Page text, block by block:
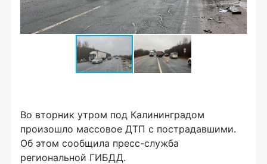
Во вторник утром под Калининградом
произошло массовое ДТП с пострадавшими.
Об этом сообщила пресс-служба
региональной ГИБДД.